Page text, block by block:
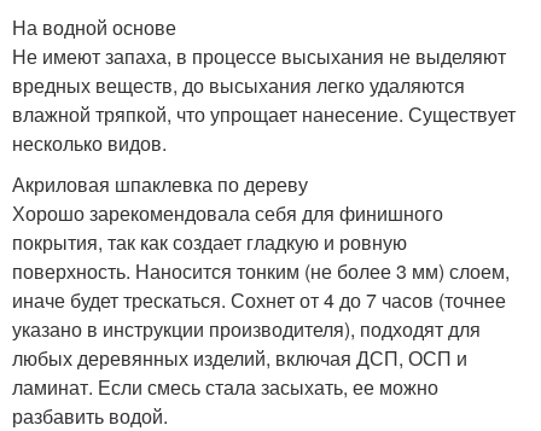
На водной основе
Не имеют запаха, в процессе высыхания не выделяют
вредных веществ, до высыхания легко удаляются
влажной тряпкой, что упрощает нанесение. Существует
несколько видов.
Акриловая шпаклевка по дереву
Хорошо зарекомендовала себя для финишного
покрытия, так как создает гладкую и ровную
поверхность. Наносится тонким (не более 3 мм) слоем,
иначе будет трескаться. Сохнет от 4 до 7 часов (точнее
указано в инструкции производителя), подходят для
любых деревянных изделий, включая ДСП, ОСП и
ламинат. Если смесь стала засыхать, ее можно
разбавить водой.